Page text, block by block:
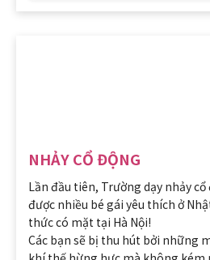
NHẢY CỔ ĐỘNG
Lần đầu tiên, Trường dạy nhảy
được nhiều bé gái yêu thích ở
thức có mặt tại Hà Nội!
Các bạn sẽ bị thu hút bởi những